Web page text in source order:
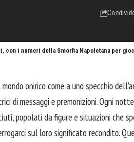
i numeri della Smorfia Napoletana per
onirico come a uno specchio
di messaggi e premonizioni. Ogni
popolati da figure e situazioni che
sul loro significato recondito.